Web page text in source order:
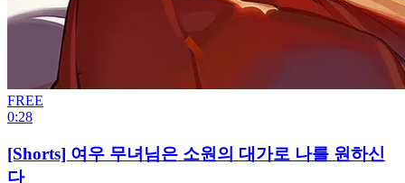
FREE
0:28
[Shorts] 여우 무녀님은 소원의 대가로 나를 원하신
다